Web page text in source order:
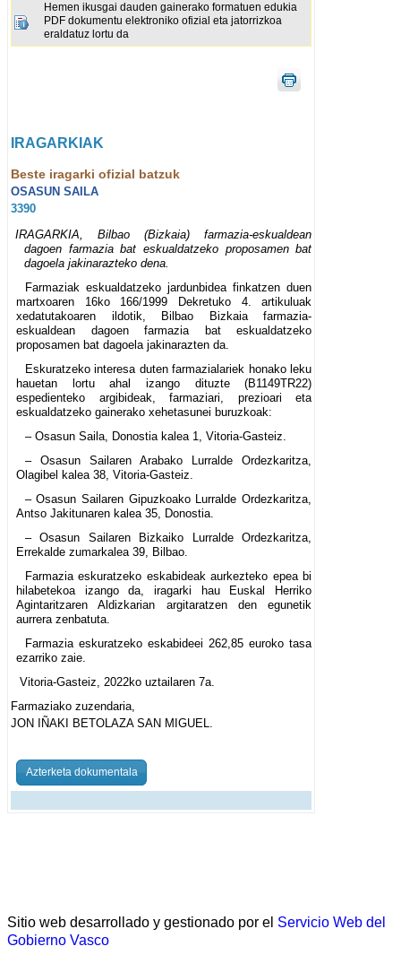
Hemen ikusgai dauden gainerako formatuen edukia
PDF dokumentu elektroniko ofizial eta jatorrizkoa
eraldatuz lortu da
IRAGARKIAK
Beste iragarki ofizial batzuk
OSASUN SAILA
3390
IRAGARKIA, Bilbao (Bizkaia) farmazia-eskualdean
dagoen farmazia bat eskualdatzeko proposamen bat
dagoela jakinarazteko dena.
Farmaziak eskualdatzeko jardunbidea finkatzen duen
martxoaren 16ko 166/1999 Dekretuko 4. artikuluak
xedatutakoaren ildotik, Bilbao Bizkaia farmazia-
eskualdean dagoen farmazia bat eskualdatzeko
proposamen bat dagoela jakinarazten da.
Eskuratzeko interesa duten farmazialariek honako leku
hauetan lortu ahal izango dituzte (B1149TR22)
espedienteko argibideak, farmaziari, prezioari eta
eskualdatzeko gainerako xehetasunei buruzkoak:
– Osasun Saila, Donostia kalea 1, Vitoria-Gasteiz.
– Osasun Sailaren Arabako Lurralde Ordezkaritza,
Olagibel kalea 38, Vitoria-Gasteiz.
– Osasun Sailaren Gipuzkoako Lurralde Ordezkaritza,
Antso Jakitunaren kalea 35, Donostia.
– Osasun Sailaren Bizkaiko Lurralde Ordezkaritza,
Errekalde zumarkalea 39, Bilbao.
Farmazia eskuratzeko eskabideak aurkezteko epea bi
hilabetekoa izango da, iragarki hau Euskal Herriko
Agintaritzaren Aldizkarian argitaratzen den egunetik
aurrera zenbatuta.
Farmazia eskuratzeko eskabideei 262,85 euroko tasa
ezarriko zaie.
Vitoria-Gasteiz, 2022ko uztailaren 7a.
Farmaziako zuzendaria,
JON IÑAKI BETOLAZA SAN MIGUEL.
Azterketa dokumentala
Sitio web desarrollado y gestionado por el Servicio Web del
Gobierno Vasco